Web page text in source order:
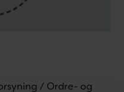
/ Ordre- og